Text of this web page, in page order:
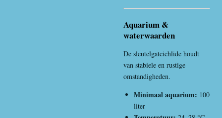
Aquarium &
waterwaarden
De sleutelgatcichlide houdt
van stabiele en rustige
omstandigheden.
Minimaal aquarium: 100
liter